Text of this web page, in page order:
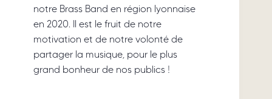
notre Brass Band en région lyonnaise
en 2020. Il est le fruit de notre
motivation et de notre volonté de
partager la musique, pour le plus
grand bonheur de nos publics !